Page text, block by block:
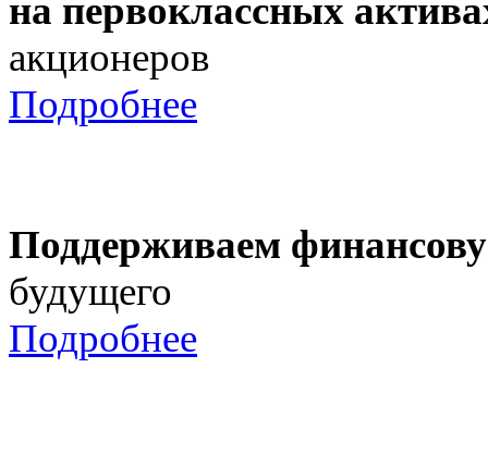
на первоклассных
акционеров
Подробнее
Поддерживаем
будущего
Подробнее